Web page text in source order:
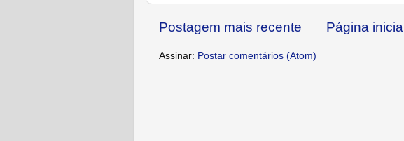
Postagem mais recente Página inicial
Assinar: Postar comentários (Atom)